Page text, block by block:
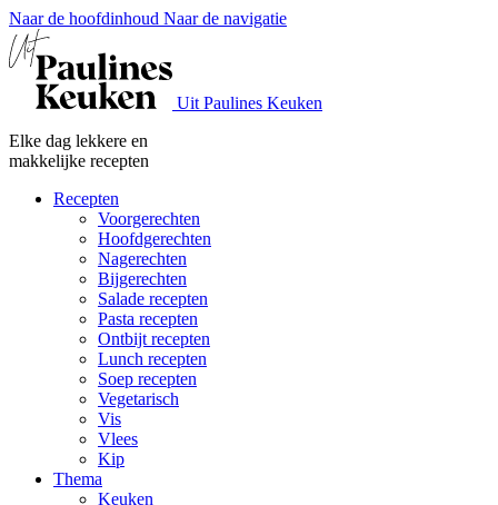
Naar de hoofdinhoud Naar de navigatie
Uit Paulines Keuken
Elke dag lekkere en
makkelijke recepten
Recepten
Voorgerechten
Hoofdgerechten
Nagerechten
Bijgerechten
Salade recepten
Pasta recepten
Ontbijt recepten
Lunch recepten
Soep recepten
Vegetarisch
Vis
Vlees
Kip
Thema
Keuken